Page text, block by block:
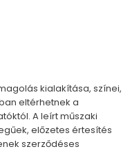
kialakítása, színei,
eltérhetnek a
A leírt műszaki
előzetes értesítés
szerződéses